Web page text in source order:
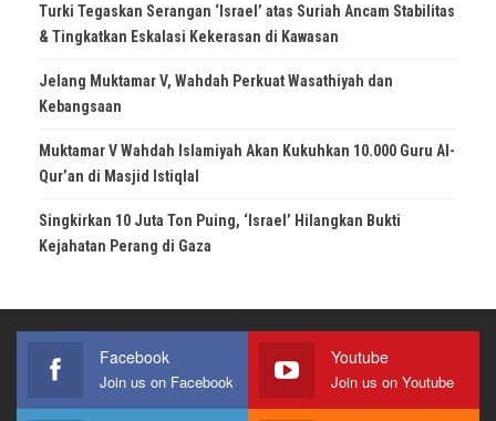
Turki Tegaskan Serangan ‘Israel’ atas Suriah Ancam Stabilitas
& Tingkatkan Eskalasi Kekerasan di Kawasan
Jelang Muktamar V, Wahdah Perkuat Wasathiyah dan
Kebangsaan
Muktamar V Wahdah Islamiyah Akan Kukuhkan 10.000 Guru Al-
Qur’an di Masjid Istiqlal
Singkirkan 10 Juta Ton Puing, ‘Israel’ Hilangkan Bukti
Kejahatan Perang di Gaza
Facebook
Join us on Facebook
Youtube
Join us on Youtube